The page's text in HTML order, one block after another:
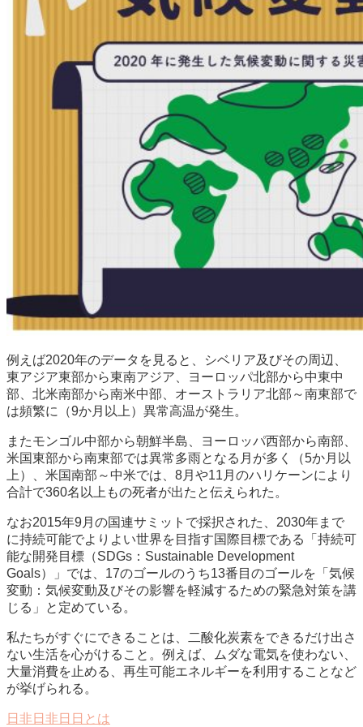
例えば2020年のデータを見ると、シベリア及びその周辺、
東アジア東部から東南アジア、ヨーロッパ北部から中東中
部、北米南部から南米中部、オーストラリア北部～南東部で
は頻繁に（9か月以上）異常高温が発生。
またモンゴル中部から朝鮮半島、ヨーロッパ西部から南部、
米国東部から南東部では異常多雨となる月が多く（5か月以
上）、米国南部～中米では、8月や11月のハリケーンにより
合計で360名以上もの死者が出たと伝えられた。
なお2015年9月の国連サミットで採択された、2030年まで
に持続可能でよりよい世界を目指す国際目標である「持続可
能な開発目標（SDGs：Sustainable Development
Goals）」では、17のゴールのうち13番目のゴールを「気候
変動：気候変動及びその影響を軽減するための緊急対策を講
じる」と定めている。
私たちがすぐにできることは、二酸化炭素をできるだけ出さ
ない生活を心がけること。例えば、ムダな電気を使わない、
大量消費を止める、再生可能エネルギーを利用することなど
が挙げられる。
日非日非日日とは